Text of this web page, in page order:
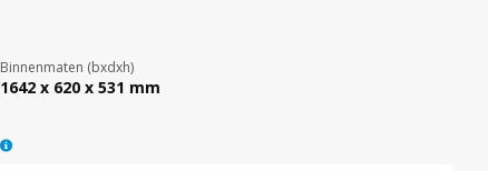
Binnenmaten (bxdxh)
1642 x 620 x 531 mm